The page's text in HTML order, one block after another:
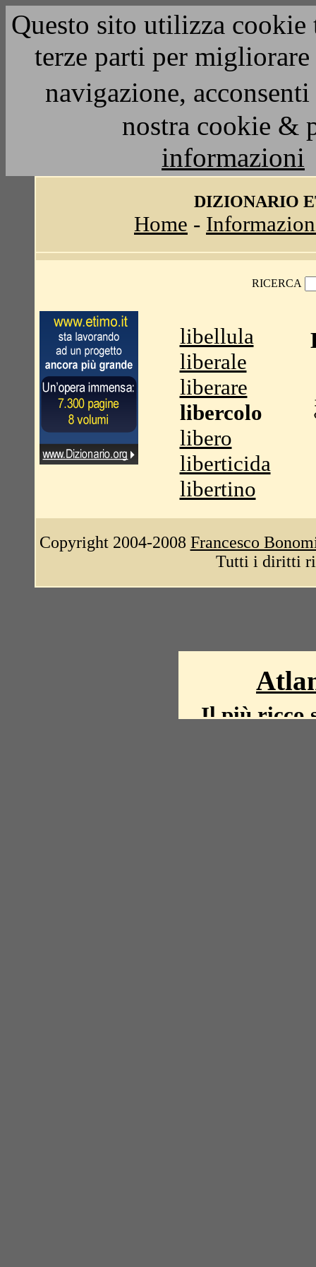
Questo sito utilizza
terze parti per
navigazione,
nostra cookie &
informazioni
DIZIONARIO
Home -
RICERCA
libellula
liberale
liberare
libercolo
libero
liberticida
libertino
Copyright 2004-2008 Francesco
Tutti i diritti
Il più ricco